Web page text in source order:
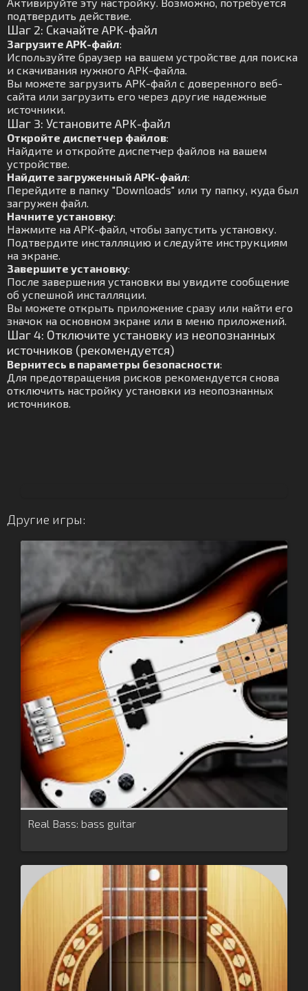
подтвердить действие.
Шаг 2: Скачайте APK-файл
Загрузите APK-файл:
Используйте браузер на вашем устройстве для поиска
и скачивания нужного APK-файла.
Вы можете загрузить APK-файл с доверенного веб-
сайта или загрузить его через другие надежные
источники.
Шаг 3: Установите APK-файл
Откройте диспетчер файлов:
Найдите и откройте диспетчер файлов на вашем
устройстве.
Найдите загруженный APK-файл:
Перейдите в папку "Downloads" или ту папку, куда был
загружен файл.
Начните установку:
Нажмите на APK-файл, чтобы запустить установку.
Подтвердите инсталляцию и следуйте инструкциям
на экране.
Завершите установку:
После завершения установки вы увидите сообщение
об успешной инсталляции.
Вы можете открыть приложение сразу или найти его
значок на основном экране или в меню приложений.
Шаг 4: Отключите установку из неопознанных
источников (рекомендуется)
Вернитесь в параметры безопасности:
Для предотвращения рисков рекомендуется снова
отключить настройку установки из неопознанных
источников.
Другие игры:
Real Bass: bass guitar